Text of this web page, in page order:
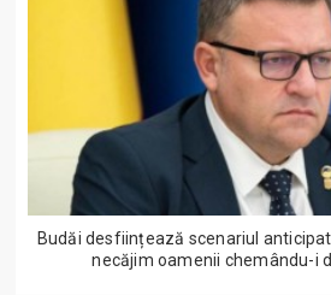
Budăi desființează scenariul
necăjim oamenii chemându-i